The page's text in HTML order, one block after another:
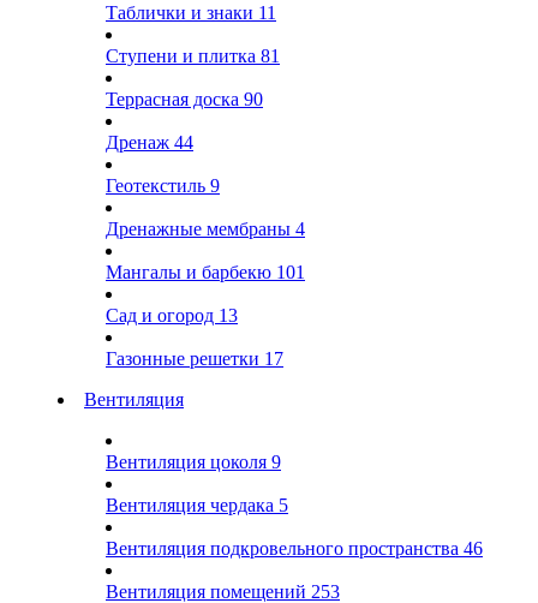
Таблички и знаки 11
Ступени и плитка 81
Террасная доска 90
Дренаж 44
Геотекстиль 9
Дренажные мембраны 4
Мангалы и барбекю 101
Сад и огород 13
Газонные решетки 17
Вентиляция
Вентиляция цоколя 9
Вентиляция чердака 5
Вентиляция подкровельного пространства 46
Вентиляция помещений 253